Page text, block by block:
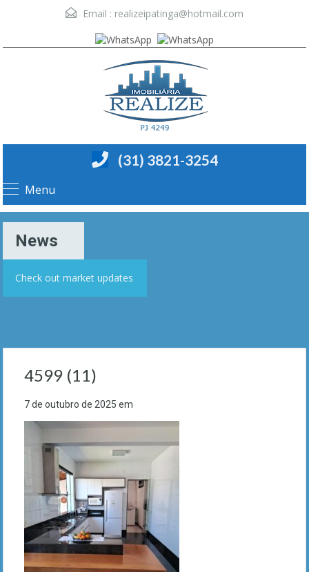
Email : realizeipatinga@hotmail.com
(31) 3821-3254
Menu
News
Check out market updates
4599 (11)
7 de outubro de 2025 em